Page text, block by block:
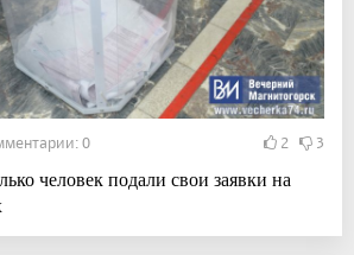
0 2 3
человек подали свои заявки на